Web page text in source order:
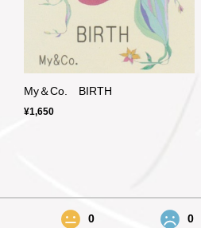
My＆Co. BIRTH
¥1,650
0 0